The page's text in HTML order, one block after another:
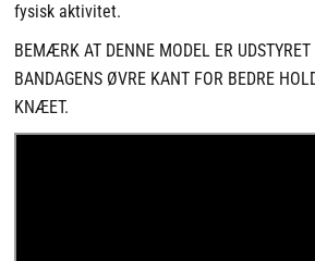
fysisk aktivitet.
BEMÆRK AT DENNE MODEL ER
BANDAGENS ØVRE KANT FOR BEDRE
KNÆET.